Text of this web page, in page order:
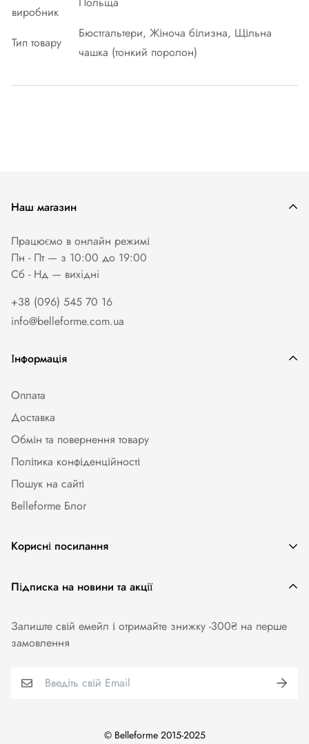
виробник
Тип товару
Бюстгальтери, Жіноча білизна, Щільна
чашка (тонкий поролон)
Наш магазин
Працюємо в онлайн режимі
Пн - Пт — з 10:00 до 19:00
Сб - Нд — вихiднi
+38 (096) 545 70 16
info@belleforme.com.ua
Інформація
Оплата
Доставка
Обмін та повернення товару
Політика конфіденційності
Пошук на сайті
Belleforme Блог
Корисні посилання
Жіноча білизна
Купальники
Колготи. Панчохи. Шкарпетки
Підписка на новини та акції
Залиште свій емейл і отримайте знижку -300₴ на перше
замовлення
© Belleforme 2015-2025